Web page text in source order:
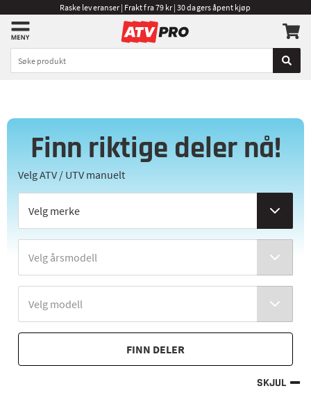
Raske leveranser | Frakt fra 79 kr | 30 dagers åpent kjøp
Finn riktige deler nå!
Velg ATV / UTV manuelt
FINN DELER
SKJUL